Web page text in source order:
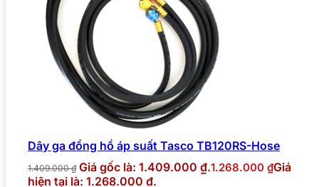
Dây ga đồng hồ áp suất Tasco TB120RS-Hose
1.409.000₫ Giá gốc là: 1.409.000 ₫.1.268.000 ₫Giá
hiện tại là: 1.268.000 ₫.